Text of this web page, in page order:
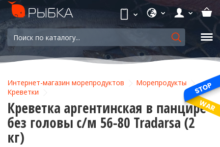
Интернет-магазин морепродуктов
Морепродукты
Креветки
Креветка аргентинская в панцире
без головы с/м 56-80 Tradarsa (2
кг)